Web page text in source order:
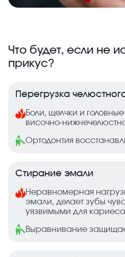
Что будет, если не
прикус?
Перегрузка
Боли, щелчки и
височно-
Ортодонтия
Стирание эмали
Неравномерная
эмали, делает зубы
уязвимыми для кариеса
Выравнивание